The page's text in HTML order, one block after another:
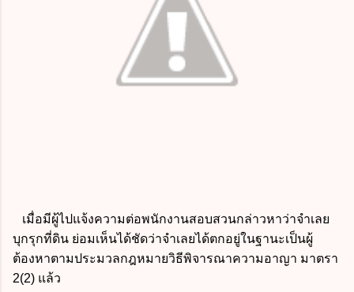
เมื่อมีผู้ไปแจ้งความต่อพนักงานสอบสวนกล่าวหาว่าจำเลย
บุกรุกที่ดิน ย่อมเห็นได้ชัดว่าจำเลยได้ตกอยู่ในฐานะเป็นผู้
ต้องหาตามประมวลกฎหมายวิธีพิจารณาความอาญา มาตรา
2(2) แล้ว